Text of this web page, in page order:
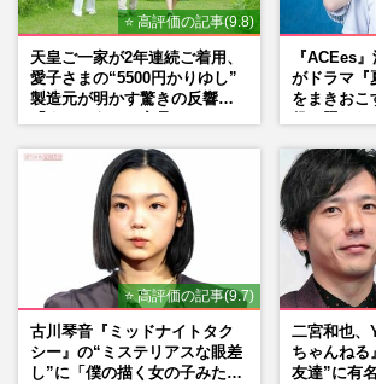
⭐ 高評価の記事(9.8)
天皇ご一家が2年連続ご着用、
愛子さまの“5500円かりゆし”
製造元が明かす驚きの反響
『ACEes
がドラマ『
をまきおこ
⭐ 高評価の記事(9.7)
古川琴音『ミッドナイトタク
シー』の“ミステリアスな眼差
し”に「僕の描く女の子みた
二宮和也、
ちゃんねる
友達”に有